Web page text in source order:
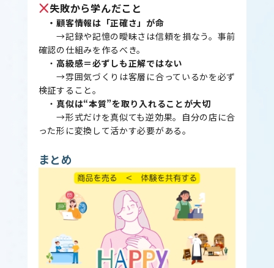
失敗から学んだこと
・顧客情報は「正確さ」が命
→記録や記憶の曖昧さは信頼を損なう。事前
確認の仕組みを作るべき。
・高級感＝必ずしも正解ではない
→雰囲気づくりは客層に合っているかを必ず
検証すること。
・ 真似は“本質”を取り入れることが大切
→形式だけを真似ても逆効果。自分の店に合
った形に変換して活かす必要がある。
まとめ